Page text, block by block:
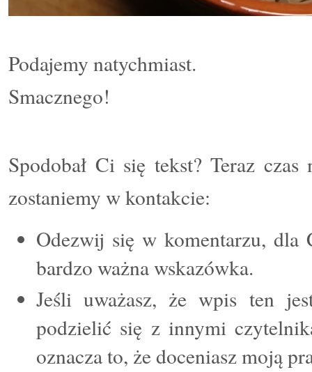
Podajemy natychmiast.
Smacznego!
Spodobał Ci się tekst? Teraz
zostaniemy w kontakcie:
Odezwij się w komentarzu,
bardzo ważna wskazówka.
Jeśli uważasz, że wpis ten
podzielić się z innymi
oznacza to, że doceniasz moją